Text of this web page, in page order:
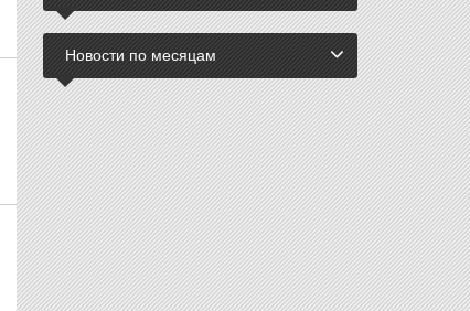
Новости по месяцам